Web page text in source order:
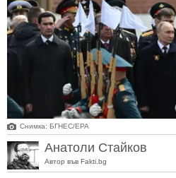
Снимка: БГНЕС/ЕРА
Анатоли Стайков
Автор във Fakti.bg